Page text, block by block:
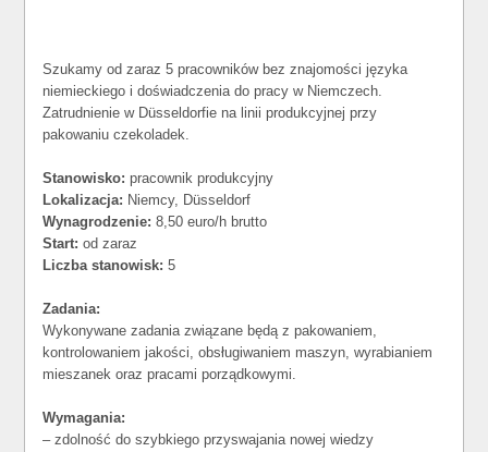
Szukamy od zaraz 5 pracowników bez znajomości języka
niemieckiego i doświadczenia do pracy w Niemczech.
Zatrudnienie w Düsseldorfie na linii produkcyjnej przy
pakowaniu czekoladek.
Stanowisko: pracownik produkcyjny
Lokalizacja: Niemcy, Düsseldorf
Wynagrodzenie: 8,50 euro/h brutto
Start: od zaraz
Liczba stanowisk: 5
Zadania:
Wykonywane zadania związane będą z pakowaniem,
kontrolowaniem jakości, obsługiwaniem maszyn, wyrabianiem
mieszanek oraz pracami porządkowymi.
Wymagania:
– zdolność do szybkiego przyswajania nowej wiedzy